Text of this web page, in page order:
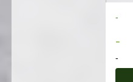
-
-
-